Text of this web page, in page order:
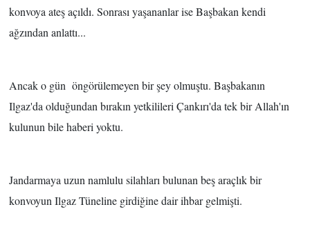
konvoya ateş açıldı. Sonrası yaşananlar ise Başbakan kendi
ağzından anlattı...
Ancak o gün öngörülemeyen bir şey olmuştu. Başbakanın
Ilgaz'da olduğundan bırakın yetkilileri Çankırı'da tek bir Allah'ın
kulunun bile haberi yoktu.
Jandarmaya uzun namlulu silahları bulunan beş araçlık bir
konvoyun Ilgaz Tüneline girdiğine dair ihbar gelmişti.